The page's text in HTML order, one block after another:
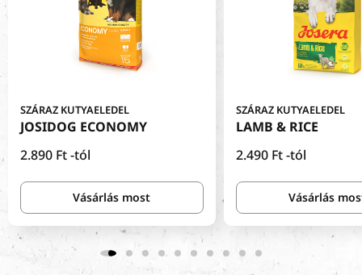
SZÁRAZ KUTYAELEDEL
JOSIDOG ECONOMY
Normál
2.890 Ft-tól
Vásárlás most
SZÁRAZ KUTYAELEDEL
LAMB & RICE
Normál
2.490 Ft-tól
Vásárlás